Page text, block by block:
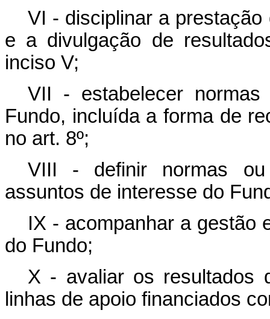
VI - disciplinar a
e a divulgação de
inciso V;
VII - estabelecer normas
Fundo, incluída a forma de
no art. 8º;
VIII - definir normas ou
assuntos de interesse do
IX - acompanhar a gestão
do Fundo;
X - avaliar os resultados
linhas de apoio financiados